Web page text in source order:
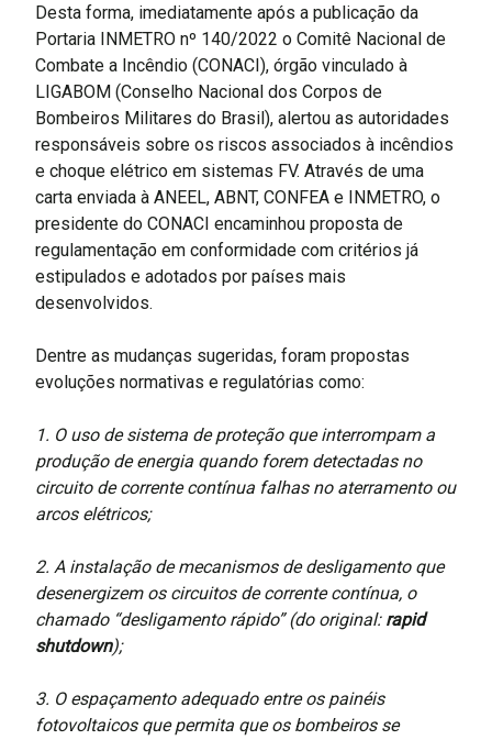
Desta forma, imediatamente após a publicação da
Portaria INMETRO nº 140/2022 o Comitê Nacional de
Combate a Incêndio (CONACI), órgão vinculado à
LIGABOM (Conselho Nacional dos Corpos de
Bombeiros Militares do Brasil), alertou as autoridades
responsáveis sobre os riscos associados à incêndios
e choque elétrico em sistemas FV. Através de uma
carta enviada à ANEEL, ABNT, CONFEA e INMETRO, o
presidente do CONACI encaminhou proposta de
regulamentação em conformidade com critérios já
estipulados e adotados por países mais
desenvolvidos.
Dentre as mudanças sugeridas, foram propostas
evoluções normativas e regulatórias como:
1. O uso de sistema de proteção que interrompam a
produção de energia quando forem detectadas no
circuito de corrente contínua falhas no aterramento ou
arcos elétricos;
2. A instalação de mecanismos de desligamento que
desenergizem os circuitos de corrente contínua, o
chamado “desligamento rápido” (do original: rapid
shutdown);
3. O espaçamento adequado entre os painéis
fotovoltaicos que permita que os bombeiros se